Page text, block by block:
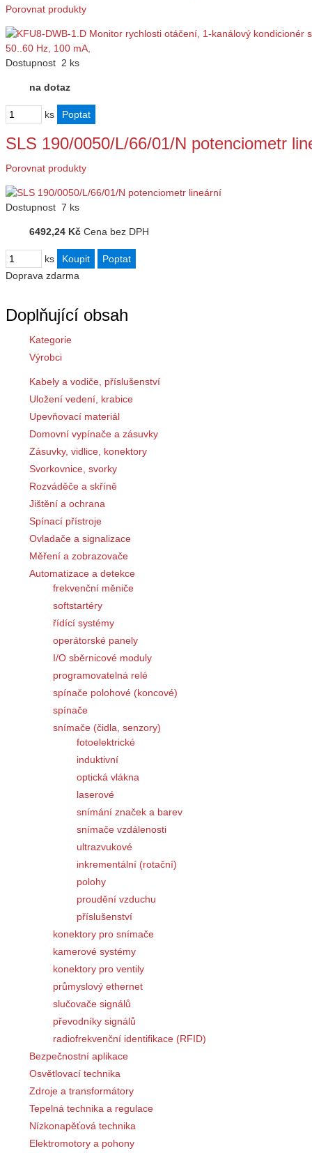
Porovnat produkty
Dostupnost 2 ks
na dotaz
ks
SLS 190/0050/L/66/01/N potenciometr
Porovnat produkty
Dostupnost 7 ks
6492,24 Kč Cena bez DPH
ks
Doprava zdarma
Doplňující obsah
Kategorie
Výrobci
Kabely a vodiče, příslušenství
Uložení vedení, krabice
Upevňovací materiál
Domovní vypínače a zásuvky
Zásuvky, vidlice, konektory
Svorkovnice, svorky
Rozváděče a skříně
Jištění a ochrana
Spínací přístroje
Ovladače a signalizace
Měření a zobrazovače
Automatizace a detekce
frekvenční měniče
softstartéry
řídící systémy
operátorské panely
I/O sběrnicové moduly
programovatelná relé
spínače polohové (koncové)
spínače
snímače (čidla, senzory)
fotoelektrické
induktivní
optická vlákna
laserové
snímání značek a barev
snímače vzdálenosti
ultrazvukové
inkrementální (rotační)
polohy
proudění vzduchu
příslušenství
konektory pro snímače
kamerové systémy
konektory pro ventily
průmyslový ethernet
slučovače signálů
převodníky signálů
radiofrekvenční identifikace (RFID)
Bezpečnostní aplikace
Osvětlovací technika
Zdroje a transformátory
Tepelná technika a regulace
Nízkonapěťová technika
Elektromotory a pohony